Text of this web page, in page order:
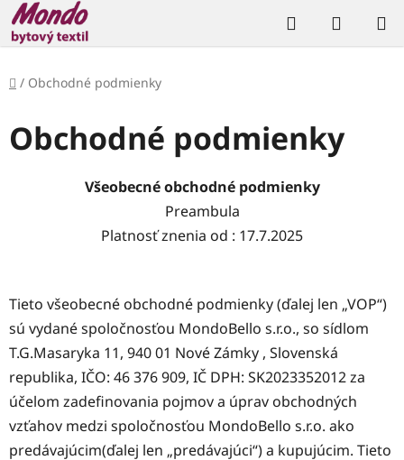
Prejsť
na
obsah
Hľadať
KOŠÍK
Domov
/ Obchodné podmienky
Obchodné podmienky
Všeobecné obchodné podmienky
Preambula
Platnosť znenia od : 17.7.2025
Tieto všeobecné obchodné podmienky (ďalej len „VOP“)
sú vydané spoločnosťou MondoBello s.r.o., so sídlom
T.G.Masaryka 11, 940 01 Nové Zámky , Slovenská
republika, IČO: 46 376 909, IČ DPH: SK2023352012 za
účelom zadefinovania pojmov a úprav obchodných
vzťahov medzi spoločnosťou MondoBello s.r.o. ako
predávajúcim(ďalej len „predávajúci“) a kupujúcim. Tieto